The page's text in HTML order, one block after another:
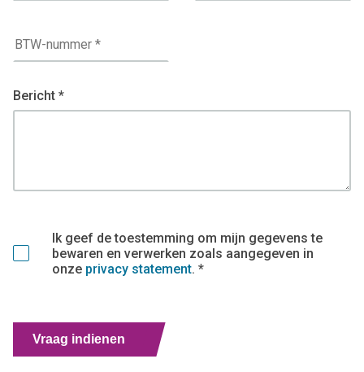
Bericht *
Ik geef de toestemming om mijn gegevens te
bewaren en verwerken zoals aangegeven in
onze privacy statement. *
Vraag indienen